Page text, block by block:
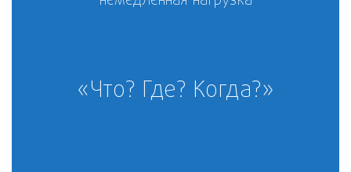
«Что? Где? Когда?»